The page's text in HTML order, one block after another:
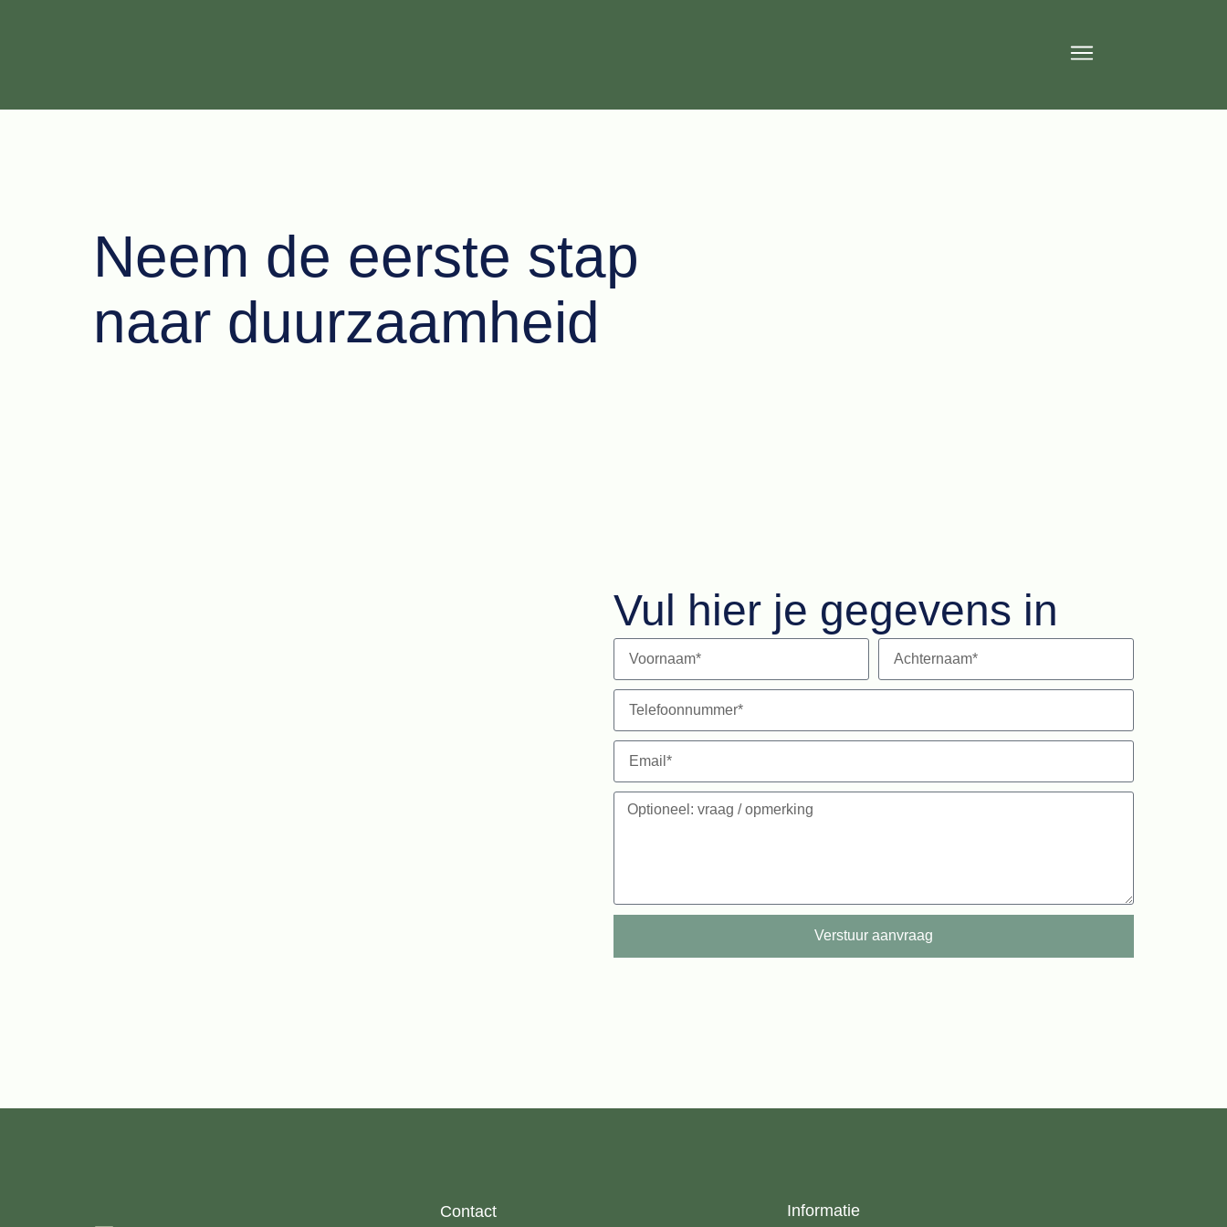
Neem de eerste stap
naar duurzaamheid
Vul hier je gegevens in
Verstuur aanvraag
Contact Informatie